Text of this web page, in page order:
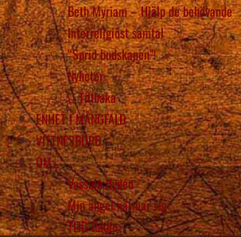
Beth Myriam – Hjälp de behövande
Interreligiöst samtal
“Sprid budskapen”!
Nyheter
Tillbaka
ENHET I MÅNGFALD
VITTNESBÖRD
OM
Vassula Rydén
Min ängel närmar sig
TLIG Radio